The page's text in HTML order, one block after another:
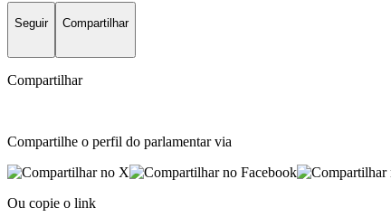
Seguir Compartilhar
Compartilhar
Compartilhe o perfil do parlamentar via
Ou copie o link